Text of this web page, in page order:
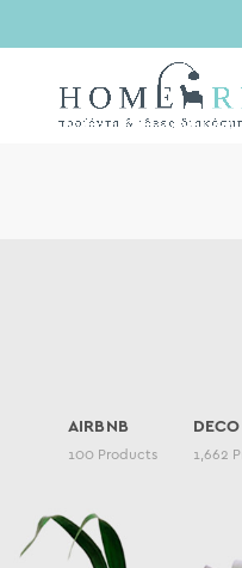
AIRBNB
100 Products
DECO
1,662